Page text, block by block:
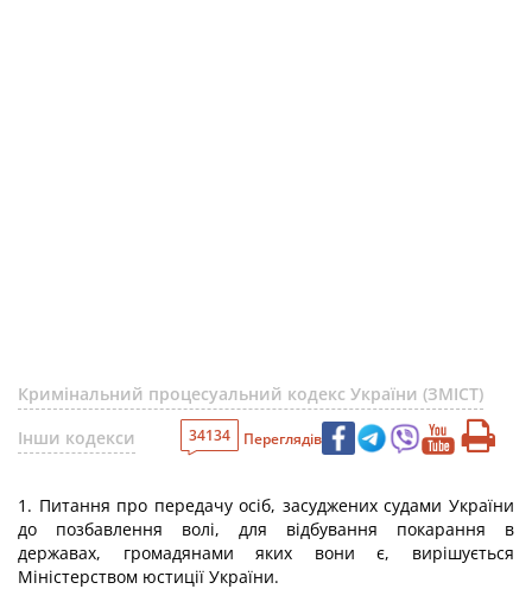
Кримінальний процесуальний кодекс України (ЗМІСТ)
Інши кодекси
34134 Переглядів
1. Питання про передачу осіб, засуджених судами України
до позбавлення волі, для відбування покарання в
державах, громадянами яких вони є, вирішується
Міністерством юстиції України.